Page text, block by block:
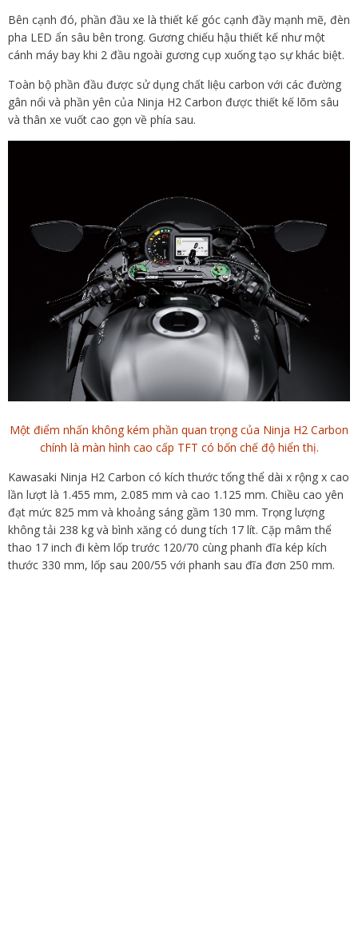
Bên cạnh đó, phần đầu xe là thiết kế góc cạnh đầy mạnh mẽ, đèn
pha LED ẩn sâu bên trong. Gương chiếu hậu thiết kế như một
cánh máy bay khi 2 đầu ngoài gương cụp xuống tạo sự khác biệt.
Toàn bộ phần đầu được sử dụng chất liệu carbon với các đường
gân nổi và phần yên của Ninja H2 Carbon được thiết kế lõm sâu
và thân xe vuốt cao gọn về phía sau.
Một điểm nhấn không kém phần quan trọng của Ninja H2 Carbon
chính là màn hình cao cấp TFT có bốn chế độ hiển thị.
Kawasaki Ninja H2 Carbon có kích thước tổng thể dài x rộng x cao
lần lượt là 1.455 mm, 2.085 mm và cao 1.125 mm. Chiều cao yên
đạt mức 825 mm và khoảng sáng gầm 130 mm. Trọng lượng
không tải 238 kg và bình xăng có dung tích 17 lít. Cặp mâm thể
thao 17 inch đi kèm lốp trước 120/70 cùng phanh đĩa kép kích
thước 330 mm, lốp sau 200/55 với phanh sau đĩa đơn 250 mm.